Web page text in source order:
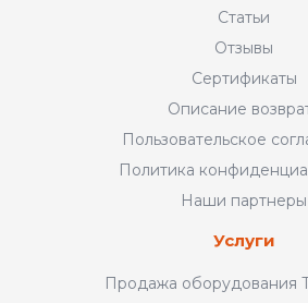
Статьи
Отзывы
Сертификаты
Описание
Пользовательское
Политика
Наши партнеры
Услуги
Продажа оборудования